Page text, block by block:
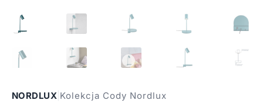
NORDLUX Kolekcja Cody Nordlux